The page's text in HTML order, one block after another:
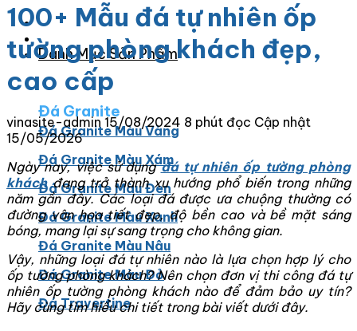
Danh Mục Sản Phẩm
Đá Granite
Đá Granite Màu Vàng
Đá Granite Màu Xám
Đá Granite Màu Đen
Đá Granite Màu Xanh
Đá Granite Màu Nâu
Đá Granite Màu Đỏ
Đá Travertine
100+ Mẫu đá tự nhiên ốp
tường phòng khách đẹp,
cao cấp
vinasite-admin 15/08/2024 8 phút đọc Cập nhật
15/05/2026
Ngày nay, việc sử dụngđá tự nhiên ốp tường phòng
kháchđang trở thành xu hướng phổ biến trong những
năm gần đây. Các loại đá được ưa chuộng thường có
đường vân họa tiết đẹp, độ bền cao và bề mặt sáng
bóng, mang lại sự sang trọng cho không gian.
Vậy, những loại đá tự nhiên nào là lựa chọn hợp lý cho
ốp tường phòng khách? Nên chọn đơn vị thi công đá tự
nhiên ốp tường phòng khách nào để đảm bảo uy tín?
Hãy cùng tìm hiểu chi tiết trong bài viết dưới đây.